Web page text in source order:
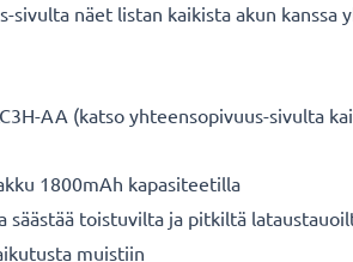
sivulta näet listan kaikista akun
AA (katso yhteensopivuus-sivulta
1800mAh kapasiteetilla
säästää toistuvilta ja pitkiltä
muistiin